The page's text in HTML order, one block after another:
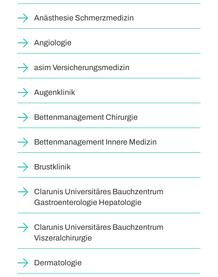
Anästhesie Schmerzmedizin
Angiologie
asim Versicherungsmedizin
Augenklinik
Bettenmanagement Chirurgie
Bettenmanagement Innere Medizin
Brustklinik
Clarunis Universitäres Bauchzentrum
Gastroenterologie Hepatologie
Clarunis Universitäres Bauchzentrum
Viszeralchirurgie
Dermatologie